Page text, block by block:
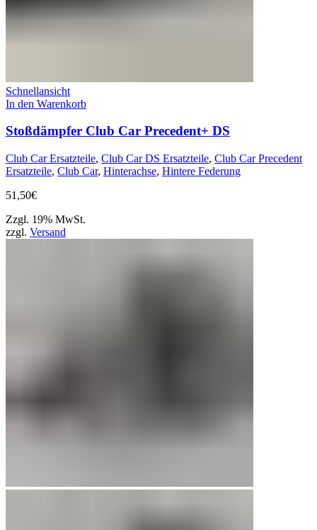
Schnellansicht
In den Warenkorb
Stoßdämpfer Club Car Precedent+ DS
Club Car Ersatzteile, Club Car DS Ersatzteile, Club Car Precedent
Ersatzteile, Club Car, Hinterachse, Hintere Federung
51,50€
Zzgl. 19% MwSt.
zzgl. Versand